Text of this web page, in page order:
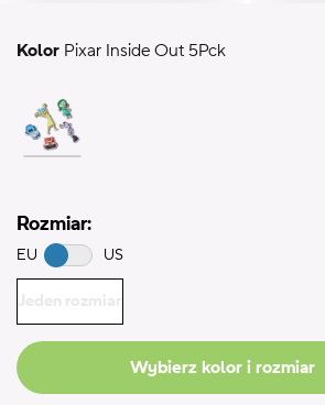
Kolor Pixar Inside Out 5Pck
Rozmiar:
EU US
Jeden rozmiar
Wybierz kolor i rozmiar